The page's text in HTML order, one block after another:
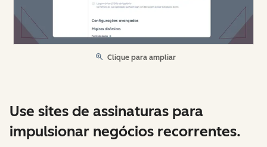
Clique para ampliar
Use sites de assinaturas para
impulsionar negócios recorrentes.